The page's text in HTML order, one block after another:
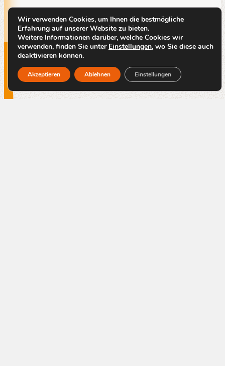
Wir verwenden Cookies, um Ihnen die bestmögliche
Erfahrung auf unserer Website zu bieten.
Weitere Informationen darüber, welche Cookies wir
verwenden, finden Sie unter Einstellungen, wo Sie diese auch
deaktivieren können.
Akzeptieren Ablehnen Einstellungen